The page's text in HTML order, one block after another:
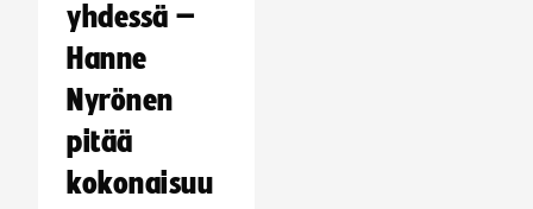
yhdessä –
Hanne
Nyrönen
pitää
kokonaisuu